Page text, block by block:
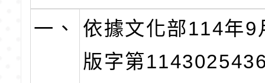
一、
依據文化部114年9
版字第